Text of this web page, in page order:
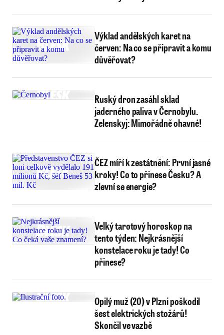
Výklad andělských karet na
červen: Na co se připravit a komu
důvěřovat?
Ruský dron zasáhl sklad
jaderného paliva v Černobylu.
Zelenskyj: Mimořádně ohavné!
ČEZ míří k zestátnění: První jasné
kroky! Co to přinese Česku? A
zlevní se energie?
Velký tarotový horoskop na
tento týden: Nejkrásnější
konstelace roku je tady! Co
přinese?
Opilý muž (20) v Plzni poškodil
šest elektrických stožárů!
Skončil ve vazbě